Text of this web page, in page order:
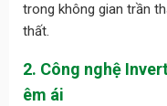
trong không gian trần
thất.
2. Công nghệ
êm ái